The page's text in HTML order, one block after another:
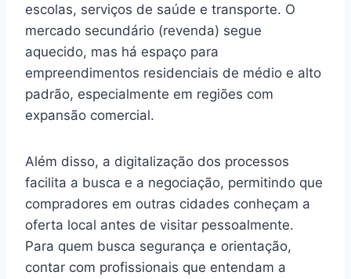
escolas, serviços de saúde e transporte. O
mercado secundário (revenda) segue
aquecido, mas há espaço para
empreendimentos residenciais de médio e alto
padrão, especialmente em regiões com
expansão comercial.
Além disso, a digitalização dos processos
facilita a busca e a negociação, permitindo que
compradores em outras cidades conheçam a
oferta local antes de visitar pessoalmente.
Para quem busca segurança e orientação,
contar com profissionais que entendam a